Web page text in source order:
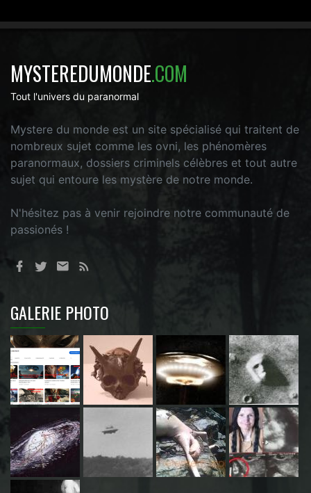
MYSTEREDUMONDE.COM
Tout l'univers du paranormal
Mystere du monde est un site spécialisé qui traitent de
nombreux sujet comme les ovni, les phénomères
paranormaux, dossiers criminels célèbres et tout autre
sujet qui entoure les mystère de notre monde.
N'hésitez pas à venir rejoindre notre communauté de
passionés !
GALERIE PHOTO